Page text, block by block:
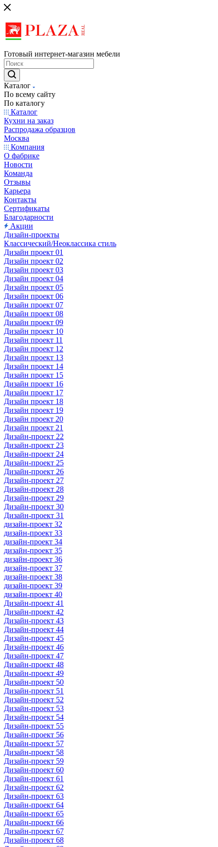
Готовый интернет-магазин мебели
Каталог
По всему сайту
По каталогу
Каталог
Кухни на заказ
Распродажа образцов
Москва
Компания
О фабрике
Новости
Команда
Отзывы
Карьера
Контакты
Сертификаты
Благодарности
Акции
Дизайн-проекты
Классический/Неоклассика стиль
Дизайн проект 01
Дизайн проект 02
Дизайн проект 03
Дизайн проект 04
Дизайн проект 05
Дизайн проект 06
Дизайн проект 07
Дизайн проект 08
Дизайн проект 09
Дизайн проект 10
Дизайн проект 11
Дизайн проект 12
Дизайн проект 13
Дизайн проект 14
Дизайн проект 15
Дизайн проект 16
Дизайн проект 17
Дизайн проект 18
Дизайн проект 19
Дизайн проект 20
Дизайн проект 21
Дизайн-проект 22
Дизайн-проект 23
Дизайн-проект 24
Дизайн-проект 25
Дизайн-проект 26
Дизайн-проект 27
Дизайн-проект 28
Дизайн-проект 29
Дизайн-проект 30
Дизайн-проект 31
дизайн-проект 32
дизайн-проект 33
дизайн-проект 34
дизайн-проект 35
дизайн-проект 36
дизайн-проект 37
дизайн-проект 38
дизайн-проект 39
дизайн-проект 40
Дизайн-проект 41
Дизайн-проект 42
Дизайн-проект 43
Дизайн-проект 44
Дизайн-проект 45
Дизайн-проект 46
Дизайн-проект 47
Дизайн-проект 48
Дизайн-проект 49
Дизайн-проект 50
Дизайн-проект 51
Дизайн-проект 52
Дизайн-проект 53
Дизайн-проект 54
Дизайн-проект 55
Дизайн-проект 56
Дизайн-проект 57
Дизайн-проект 58
Дизайн-проект 59
Дизайн-проект 60
Дизайн-проект 61
Дизайн-проект 62
Дизайн-проект 63
Дизайн-проект 64
Дизайн-проект 65
Дизайн-проект 66
Дизайн-проект 67
Дизайн-проект 68